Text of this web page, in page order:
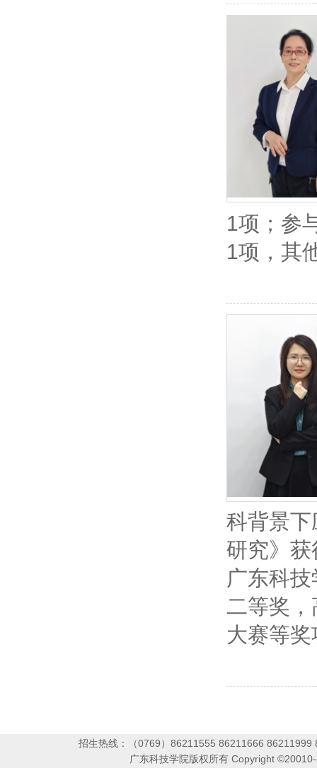
1项；参
1项，其
科背景下
研究》获
广东科技
二等奖
大赛等奖
招生热线：（0769）86211555 86211666
广东科技学院版权所有 Copyright